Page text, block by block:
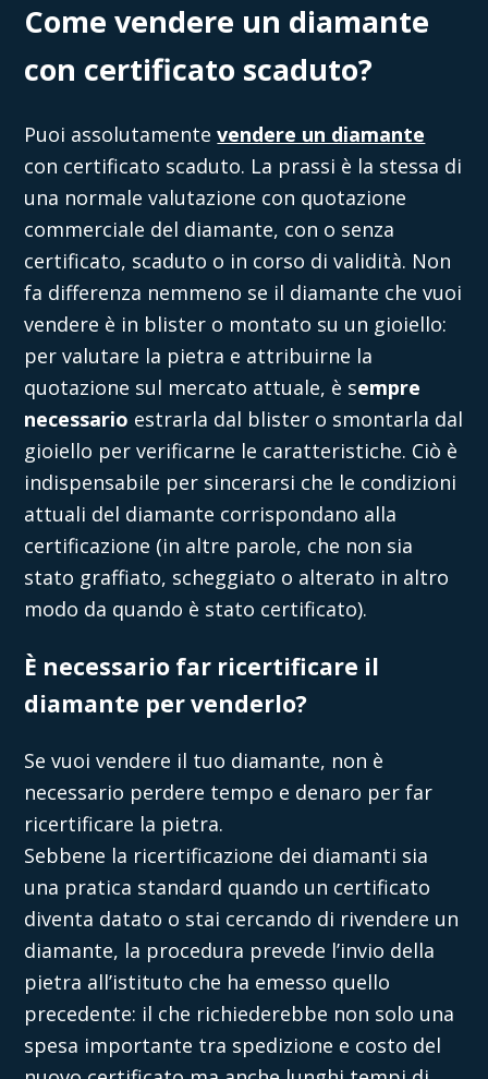
Come vendere un diamante
con certificato scaduto?
Puoi assolutamentevendere un diamante
con certificato scaduto. La prassi è la stessa di
una normale valutazione con quotazione
commerciale del diamante, con o senza
certificato, scaduto o in corso di validità. Non
fa differenza nemmeno se il diamante che vuoi
vendere è in blister o montato su un gioiello:
per valutare la pietra e attribuirne la
quotazione sul mercato attuale, è sempre
necessario estrarla dal blister o smontarla dal
gioiello per verificarne le caratteristiche. Ciò è
indispensabile per sincerarsi che le condizioni
attuali del diamante corrispondano alla
certificazione (in altre parole, che non sia
stato graffiato, scheggiato o alterato in altro
modo da quando è stato certificato).
È necessario far ricertificare il
diamante per venderlo?
Se vuoi vendere il tuo diamante, non è
necessario perdere tempo e denaro per far
ricertificare la pietra.
Sebbene la ricertificazione dei diamanti sia
una pratica standard quando un certificato
diventa datato o stai cercando di rivendere un
diamante, la procedura prevede l’invio della
pietra all’istituto che ha emesso quello
precedente: il che richiederebbe non solo una
spesa importante tra spedizione e costo del